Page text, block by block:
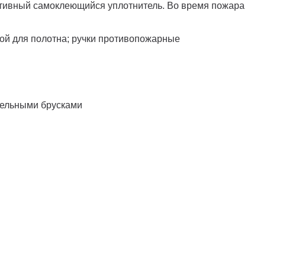
самоклеющийся уплотнитель. Во время пожара
для полотна; ручки противопожарные
брусками